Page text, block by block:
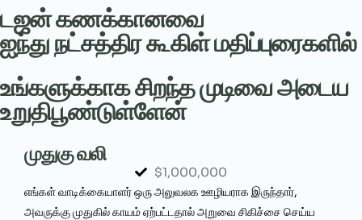
டஜன் கணக்கானவை
ஐந்து நட்சத்திர கூகிள் மதிப்புரைகளில்
உங்களுக்காக சிறந்த முடிவை அடைய
உறுதிபூண்டுள்ளேன்
முதுகு வலி
$1,000,000
எங்கள் வாடிக்கையாளர் ஒரு அலுவலக ஊழியராக இருந்தார்,
அவருக்கு முதுகில் காயம் ஏற்பட்டதால் அறுவை சிகிச்சை செய்ய